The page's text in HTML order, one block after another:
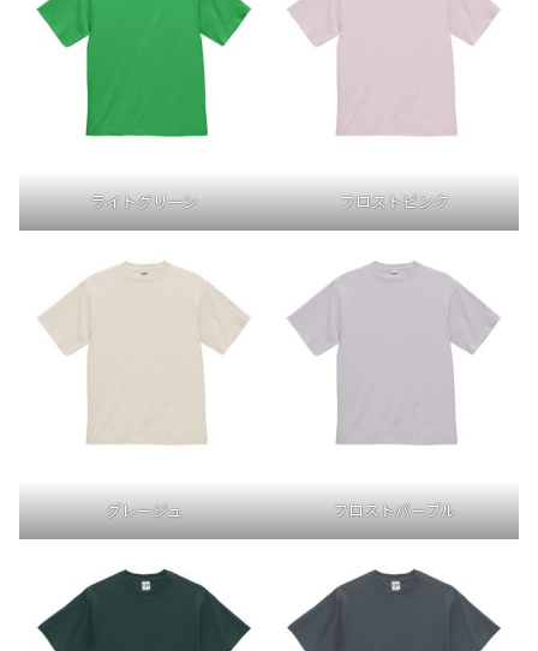
ライトグリーン フロストピンク
グレージュ フロストパープル